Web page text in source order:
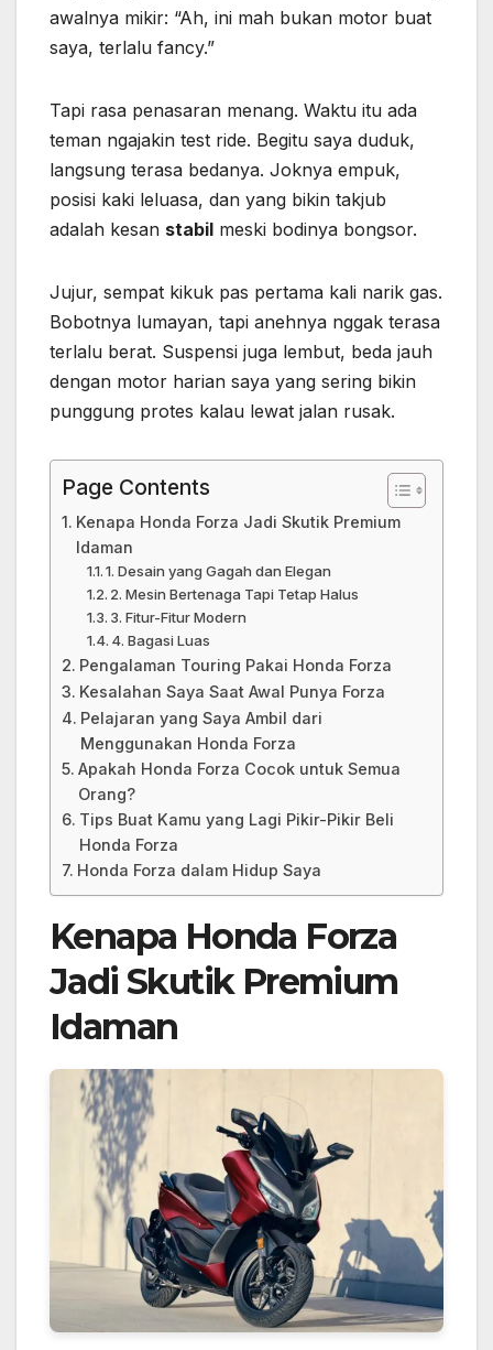
awalnya mikir: “Ah, ini mah bukan motor buat
saya, terlalu fancy.”
Tapi rasa penasaran menang. Waktu itu ada
teman ngajakin test ride. Begitu saya duduk,
langsung terasa bedanya. Joknya empuk,
posisi kaki leluasa, dan yang bikin takjub
adalah kesan stabil meski bodinya bongsor.
Jujur, sempat kikuk pas pertama kali narik gas.
Bobotnya lumayan, tapi anehnya nggak terasa
terlalu berat. Suspensi juga lembut, beda jauh
dengan motor harian saya yang sering bikin
punggung protes kalau lewat jalan rusak.
Page Contents
Kenapa Honda Forza Jadi Skutik Premium
Idaman
1. Desain yang Gagah dan Elegan
2. Mesin Bertenaga Tapi Tetap Halus
3. Fitur-Fitur Modern
4. Bagasi Luas
Pengalaman Touring Pakai Honda Forza
Kesalahan Saya Saat Awal Punya Forza
Pelajaran yang Saya Ambil dari
Menggunakan Honda Forza
Apakah Honda Forza Cocok untuk Semua
Orang?
Tips Buat Kamu yang Lagi Pikir-Pikir Beli
Honda Forza
Honda Forza dalam Hidup Saya
Kenapa Honda Forza
Jadi Skutik Premium
Idaman